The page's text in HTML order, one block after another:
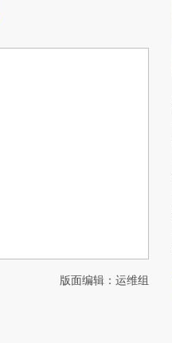
版面编辑：运维组